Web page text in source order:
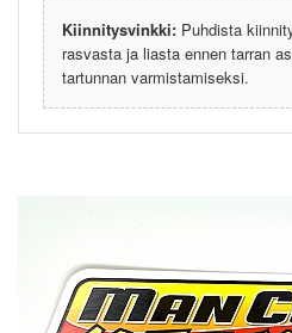
Kiinnitysvinkki: Puhdista
rasvasta ja liasta ennen tarran
tartunnan varmistamiseksi.